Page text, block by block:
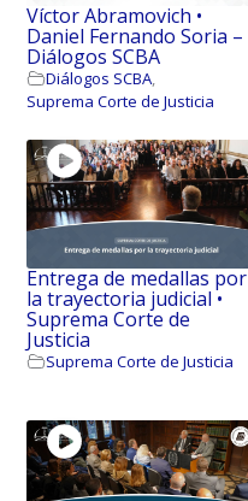
Víctor Abramovich •
Daniel Fernando Soria –
Diálogos SCBA
Diálogos SCBA,
Suprema Corte de Justicia
Entrega de medallas por
la trayectoria judicial •
Suprema Corte de
Justicia
Suprema Corte de Justicia